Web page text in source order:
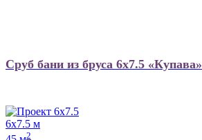
Сруб бани из бруса 6х7.5 «Купава»
6х7.5 м
2